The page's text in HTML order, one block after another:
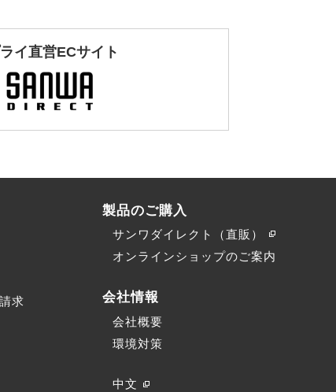
イ直営ECサイト
求
製品のご購入
サンワダイレクト（直販）
オンラインショップのご案内
会社情報
会社概要
環境対策
中文